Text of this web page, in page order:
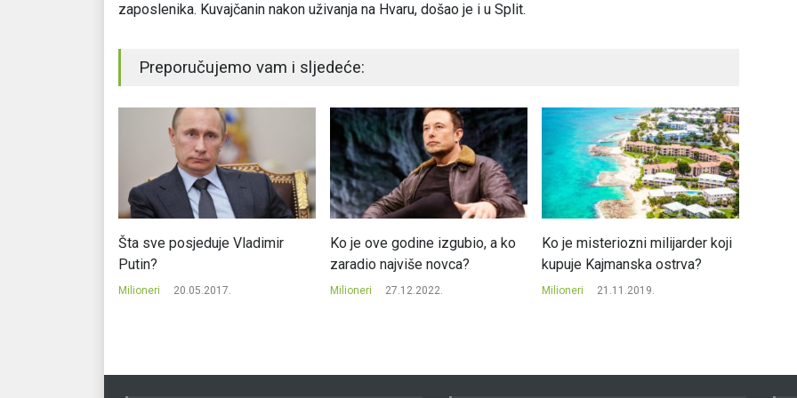
zaposlenika. Kuvajčanin nakon uživanja na Hvaru, došao je i u Split.
Preporučujemo vam i sljedeće:
Šta sve posjeduje Vladimir
Putin?
Milioneri 20.05.2017.
Ko je ove godine izgubio, a ko
zaradio najviše novca?
Milioneri 27.12.2022.
Ko je misteriozni milijarder koji
kupuje Kajmanska ostrva?
Milioneri 21.11.2019.